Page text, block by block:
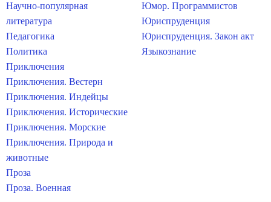
Научно-популярная
литература
Педагогика
Политика
Приключения
Приключения. Вестерн
Приключения. Индейцы
Приключения. Исторические
Приключения. Морские
Приключения. Природа и
животные
Проза
Проза. Военная
Юмор. Программистов
Юриспруденция
Юриспруденция. Закон акт
Языкознание